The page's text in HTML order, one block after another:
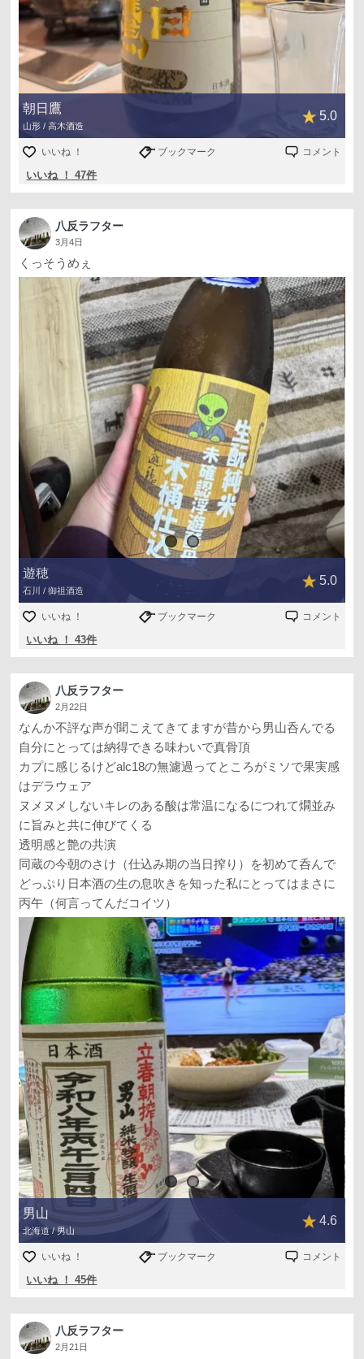
朝日鷹
山形 / 高木酒造
5.0
いいね ！ ブックマーク コメント
いいね ！ 47件
八反ラフター
3月4日
くっそうめぇ
遊穂
石川 / 御祖酒造
5.0
いいね ！ ブックマーク コメント
いいね ！ 43件
八反ラフター
2月22日
なんか不評な声が聞こえてきてますが昔から男山呑んでる
自分にとっては納得できる味わいで真骨頂
カプに感じるけどalc18の無濾過ってところがミソで果実感
はデラウェア
ヌメヌメしないキレのある酸は常温になるにつれて燗並み
に旨みと共に伸びてくる
透明感と艶の共演
同蔵の今朝のさけ（仕込み期の当日搾り）を初めて呑んで
どっぷり日本酒の生の息吹きを知った私にとってはまさに
丙午（何言ってんだコイツ）
男山
北海道 / 男山
4.6
いいね ！ ブックマーク コメント
いいね ！ 45件
八反ラフター
2月21日